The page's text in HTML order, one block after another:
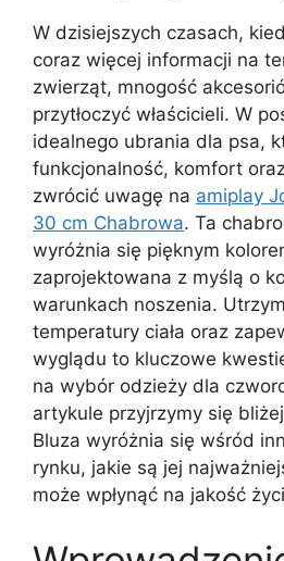
W dzisiejszych czasach,
coraz więcej informacji na
zwierząt, mnogość
przytłoczyć właścicieli. W
idealnego ubrania dla psa,
funkcjonalność, komfort
zwrócić uwagę na amiplay
30 cm Chabrowa. Ta
wyróżnia się pięknym
zaprojektowana z myślą o
warunkach noszenia.
temperatury ciała oraz
wyglądu to kluczowe
na wybór odzieży dla
artykule przyjrzymy się
Bluza wyróżnia się wśród
rynku, jakie są jej
może wpłynąć na jakość